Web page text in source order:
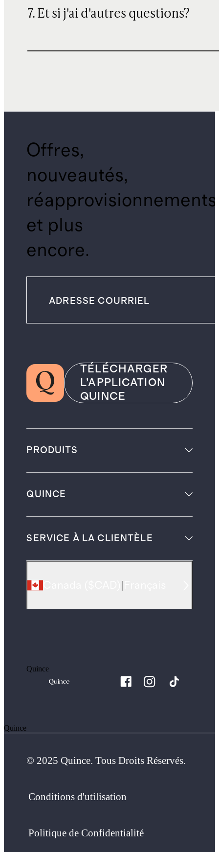
7. Et si j'ai d'autres questions?
Offres,
nouveautés,
réapprovisionnements
et plus
encore.
TÉLÉCHARGER
L’APPLICATION
QUINCE
PRODUITS
QUINCE
SERVICE À LA CLIENTÈLE
Quince
Quince
© 2025 Quince. Tous Droits Réservés.
Conditions d'utilisation
Politique de Confidentialité